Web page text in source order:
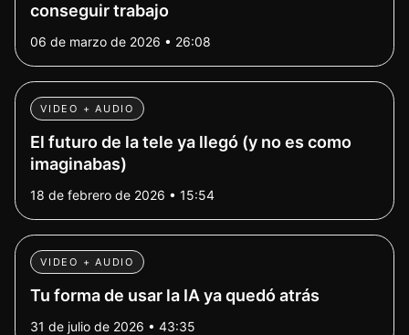
conseguir trabajo
06 de marzo de 2026 • 26:08
VIDEO + AUDIO
El futuro de la tele ya llegó (y no es como
imaginabas)
18 de febrero de 2026 • 15:54
VIDEO + AUDIO
Tu forma de usar la IA ya quedó atrás
31 de julio de 2026 • 43:35